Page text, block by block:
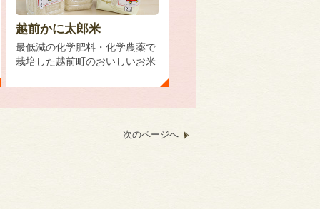
越前かに太郎米
最低減の化学肥料・化学農薬で
栽培した越前町のおいしいお米
次のページへ